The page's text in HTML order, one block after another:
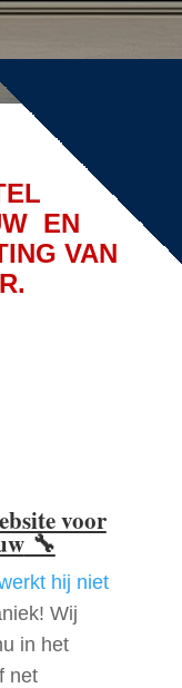
EN
VAN
voor
🔧
hij niet
Wij
in het
net